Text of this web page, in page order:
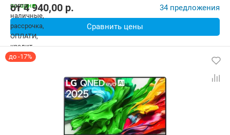
от4 940,00 p. 34 предложения
Сравнить цены
до -17%